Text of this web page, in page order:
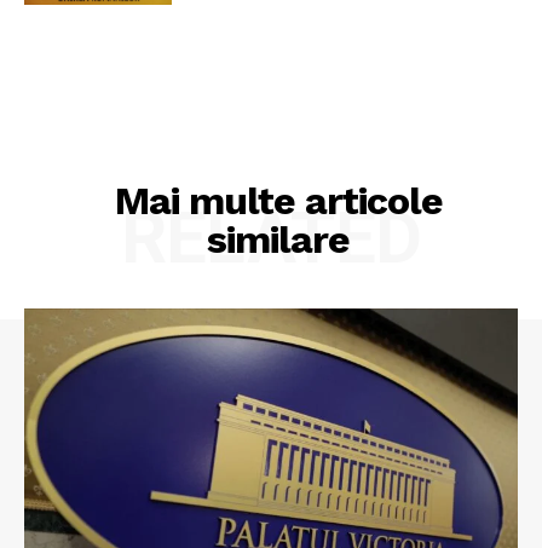
Mai multe articole
similare
RELATED